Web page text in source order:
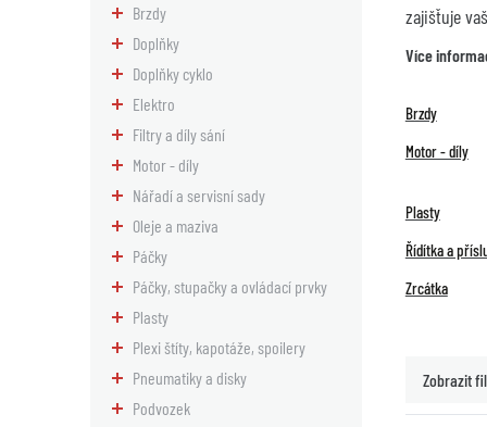
Brzdy
Doplňky
Doplňky cyklo
Elektro
Filtry a díly sání
Motor - díly
Nářadí a servisní sady
Oleje a maziva
Páčky
Páčky, stupačky a ovládací prvky
Plasty
Plexi štíty, kapotáže, spoilery
Pneumatiky a disky
Podvozek
zajišťuje
Více
Brzdy
Motor - díly
Plasty
Řídítka a
Zrcátka
Zobrazit